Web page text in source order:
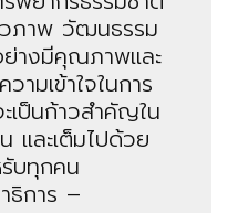
วภาพ วัฒนธรรม
างมีคุณภาพและ
ามเข้าใจในการ
เป็นก้าวสำคัญใน
และเต็มไปด้วย
บทุกคน
การ –